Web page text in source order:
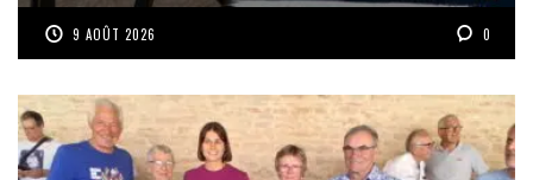
9 AOÛT 2026 0